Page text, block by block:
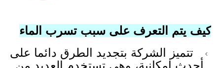
كيف يتم التعرف على سبب تسرب الماء
تتميز الشركة بتجديد الطرق دائما على
أحدث إمكانية، وهي تستخدم العديد من